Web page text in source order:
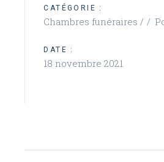
CATÉGORIE :
Chambres funéraires /
DATE :
18 novembre 2021